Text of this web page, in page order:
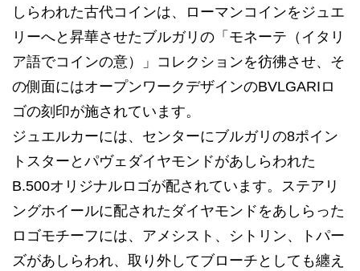
しらわれた古代コインは、ローマンコインをジュエ
リーへと昇華させたブルガリの「モネーテ（イタリ
ア語でコインの意）」コレクションを彷彿させ、そ
の側面にはオープンワークデザインのBVLGARIロ
ゴの刻印が施されています。
ジュエルカーには、センターにブルガリの8ポイン
トスターとパヴェダイヤモンドがあしらわれた
B.500オリジナルロゴが配されています。ステアリ
ングホイールに配されたダイヤモンドをあしらった
ロゴモチーフには、アメシスト、シトリン、トパー
ズがあしらわれ、取り外してブローチとしても纏え